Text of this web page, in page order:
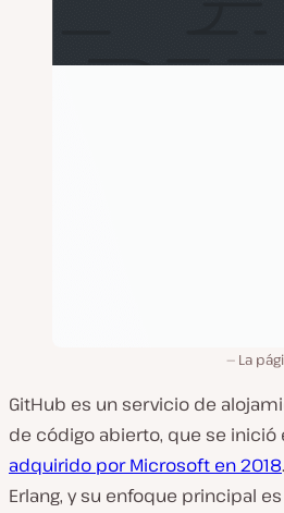
La
GitHub es un servicio de
de código abierto, que se inició
adquirido por Microsoft en 2018
Erlang, y su enfoque principal